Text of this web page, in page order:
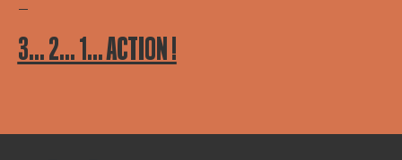
—
3… 2… 1… ACTION !